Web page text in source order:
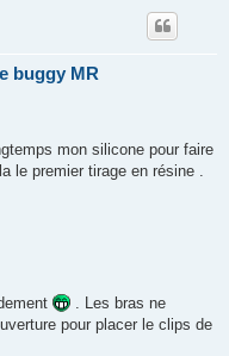
buggy MR
mon silicone pour faire
le premier tirage en résine .
. Les bras ne
pour placer le clips de